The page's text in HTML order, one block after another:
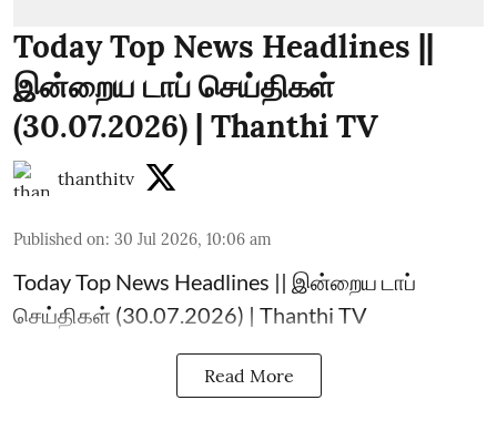
Today Top News Headlines ||
இன்றைய டாப் செய்திகள்
(30.07.2026) | Thanthi TV
thanthitv
Published on: 30 Jul 2026, 10:06 am
Today Top News Headlines || இன்றைய டாப்
செய்திகள் (30.07.2026) | Thanthi TV
Read More